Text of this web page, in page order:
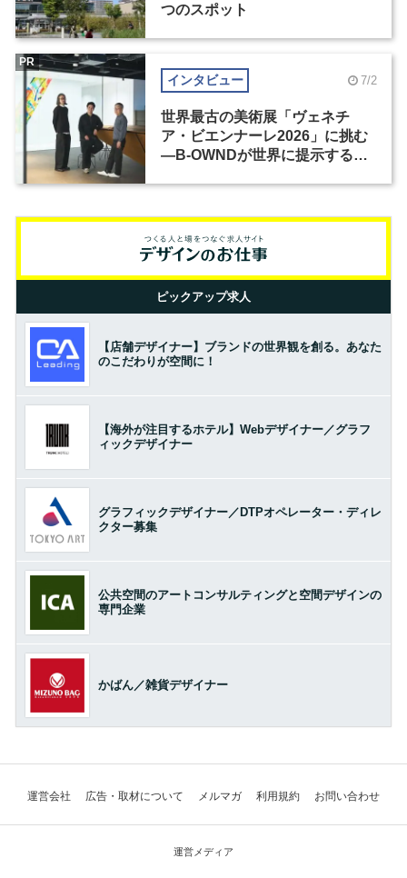
つのスポット
インタビュー 7/2
世界最古の美術展「ヴェネチ
ア・ビエンナーレ2026」に挑む
―B-OWNDが世界に提示する美
PR
ピックアップ求人
【店舗デザイナー】ブランドの世界観を創る。あなた
のこだわりが空間に！
【海外が注目するホテル】Webデザイナー／グラフ
ィックデザイナー
グラフィックデザイナー／DTPオペレーター・ディレ
クター募集
公共空間のアートコンサルティングと空間デザインの
専門企業
かばん／雑貨デザイナー
運営会社 広告・取材について メルマガ 利用規約 お問い合わせ
運営メディア